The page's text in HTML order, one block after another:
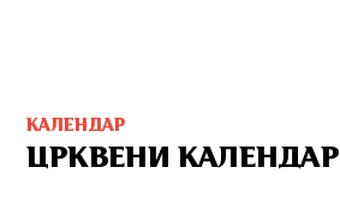
КАЛЕНДАР
ЦРКВЕНИ КАЛЕНДАР